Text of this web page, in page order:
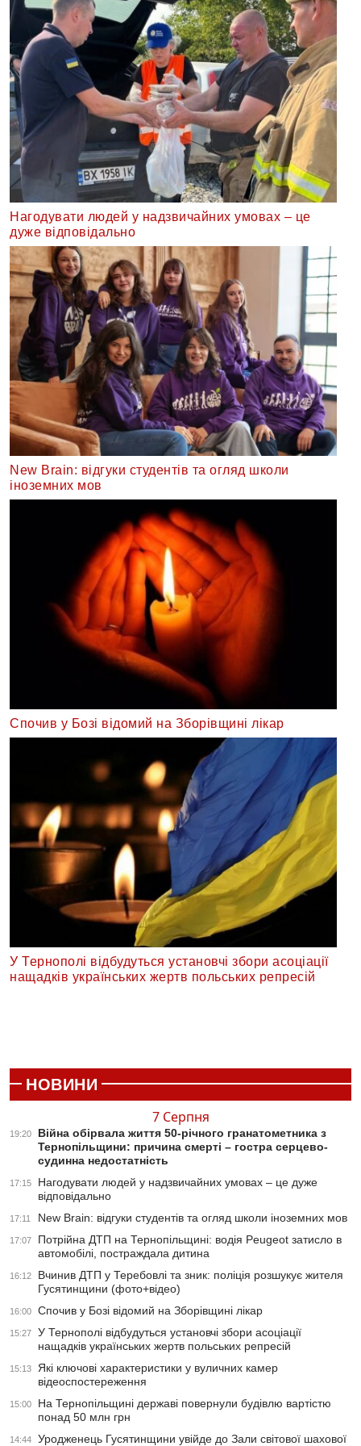
Нагодувати людей у надзвичайних умовах – це
дуже відповідально
New Brain: відгуки студентів та огляд школи
іноземних мов
Спочив у Бозі відомий на Зборівщині лікар
У Тернополі відбудуться установчі збори асоціації
нащадків українських жертв польських репресій
НОВИНИ
7 Серпня
19:20
Війна обірвала життя 50-річного гранатометника з
Тернопільщини: причина смерті – гостра серцево-
судинна недостатність
17:15
Нагодувати людей у надзвичайних умовах – це дуже
відповідально
17:11 New Brain: відгуки студентів та огляд школи іноземних мов
17:07
Потрійна ДТП на Тернопільщині: водія Peugeot затисло в
автомобілі, постраждала дитина
16:12
Вчинив ДТП у Теребовлі та зник: поліція розшукує жителя
Гусятинщини (фото+відео)
16:00 Спочив у Бозі відомий на Зборівщині лікар
15:27
У Тернополі відбудуться установчі збори асоціації
нащадків українських жертв польських репресій
15:13
Які ключові характеристики у вуличних камер
відеоспостереження
15:00
На Тернопільщині державі повернули будівлю вартістю
понад 50 млн грн
14:44 Уродженець Гусятинщини увійде до Зали світової шахової